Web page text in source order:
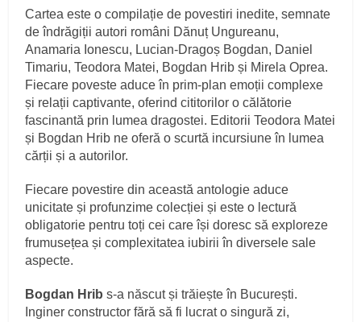
Cartea este o compilație de povestiri inedite, semnate
de îndrăgiții autori români Dănuț Ungureanu,
Anamaria Ionescu, Lucian-Dragoș Bogdan, Daniel
Timariu, Teodora Matei, Bogdan Hrib și Mirela Oprea.
Fiecare poveste aduce în prim-plan emoții complexe
și relații captivante, oferind cititorilor o călătorie
fascinantă prin lumea dragostei. Editorii Teodora Matei
și Bogdan Hrib ne oferă o scurtă incursiune în lumea
cărții și a autorilor.
Fiecare povestire din această antologie aduce
unicitate și profunzime colecției și este o lectură
obligatorie pentru toți cei care își doresc să exploreze
frumusețea și complexitatea iubirii în diversele sale
aspecte.
Bogdan Hrib s-a născut și trăiește în București.
Inginer constructor fără să fi lucrat o singură zi,